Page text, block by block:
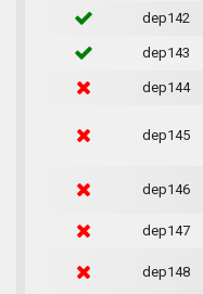
dep142
dep143
dep144
dep145
dep146
dep147
dep148